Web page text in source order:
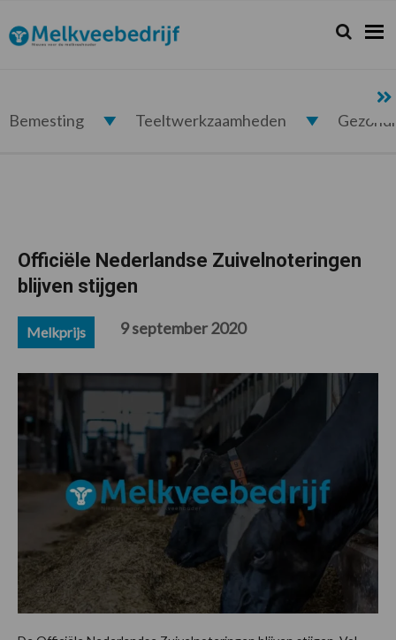
de
hoofdnavigatie
de
hoofd
de
eerste
de
voettekst
Melkveebedrijf.nl Zoeken...
Zoek
Bemesting Teeltwerkzaamheden
Officiële Nederlandse Zuivelnoteringen
blijven stijgen
Melkprijs 9 september 2020